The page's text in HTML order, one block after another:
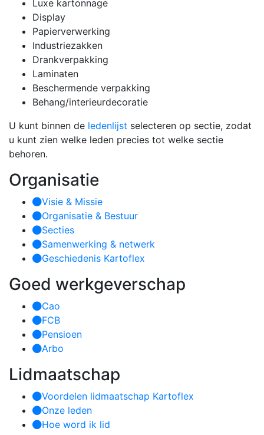
Luxe kartonnage
Display
Papierverwerking
Industriezakken
Drankverpakking
Laminaten
Beschermende verpakking
Behang/interieurdecoratie
U kunt binnen de ledenlijst selecteren op sectie, zodat
u kunt zien welke leden precies tot welke sectie
behoren.
Organisatie
Visie & Missie
Organisatie & Bestuur
Secties
Samenwerking & netwerk
Geschiedenis Kartoflex
Goed werkgeverschap
Cao
FCB
Pensioen
Arbo
Lidmaatschap
Voordelen lidmaatschap Kartoflex
Onze leden
Hoe word ik lid